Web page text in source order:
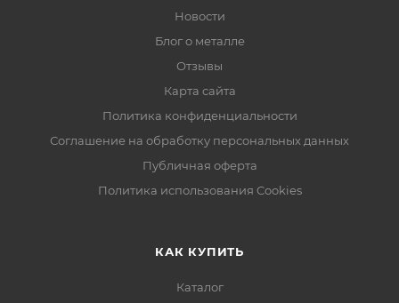
Новости
Блог о металле
Отзывы
Карта сайта
Политика конфиденциальности
Соглашение на обработку персональных данных
Публичная оферта
Политика использования Cookies
КАК КУПИТЬ
Каталог